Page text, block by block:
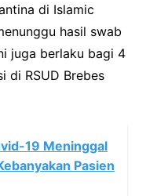
di Islamic
hasil swab
juga berlaku bagi 4
di RSUD Brebes
19 Meninggal
Pasien